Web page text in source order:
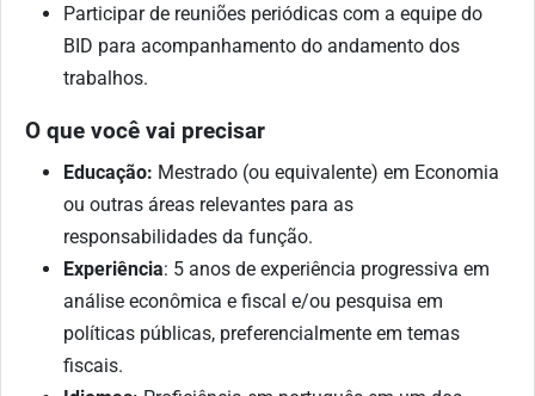
Participar de reuniões periódicas com a equipe do
BID para acompanhamento do andamento dos
trabalhos.
O que você vai precisar
Educação: Mestrado (ou equivalente) em Economia
ou outras áreas relevantes para as
responsabilidades da função.
Experiência: 5 anos de experiência progressiva em
análise econômica e fiscal e/ou pesquisa em
políticas públicas, preferencialmente em temas
fiscais.